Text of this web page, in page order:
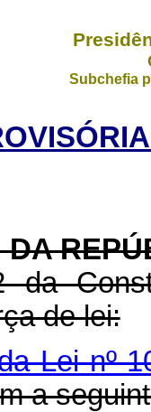
Subchefia
DA
de lei:
Lei nº
a